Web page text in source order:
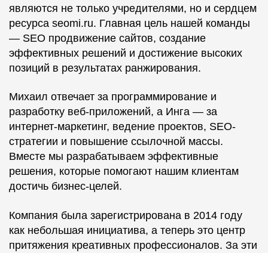
являются не только учредителями, но и сердцем
ресурса seomi.ru. Главная цель нашей команды
— SEO продвижение сайтов, создание
эффективных решений и достижение высоких
позиций в результатах ранжирования.
Михаил отвечает за программирование и
разработку веб-приложений, а Инга — за
интернет-маркетинг, ведение проектов, SEO-
стратегии и повышение ссылочной массы.
Вместе мы разрабатываем эффективные
решения, которые помогают нашим клиентам
достичь бизнес-целей.
Компания была зарегистрирована в 2014 году
как небольшая инициатива, а теперь это центр
притяжения креативных профессионалов. За эти